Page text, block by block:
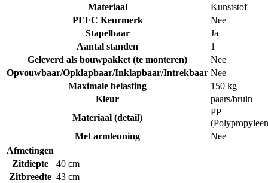
Materiaal
Kunststof
PEFC Keurmerk
Nee
Stapelbaar
Ja
Aantal standen
1
Geleverd als bouwpakket (te monteren)
Nee
Opvouwbaar/Opklapbaar/Inklapbaar/Intrekbaar Nee
Maximale belasting
150 kg
Kleur
paars/bruin
Materiaal (detail)
PP
Met armleuning
Nee
Afmetingen
Zitdiepte
40 cm
Zitbreedte 43 cm